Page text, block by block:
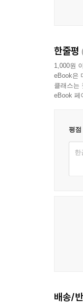
한줄평
1,000원
eBook은
클래스는
eBook 페
평점
한
배송/